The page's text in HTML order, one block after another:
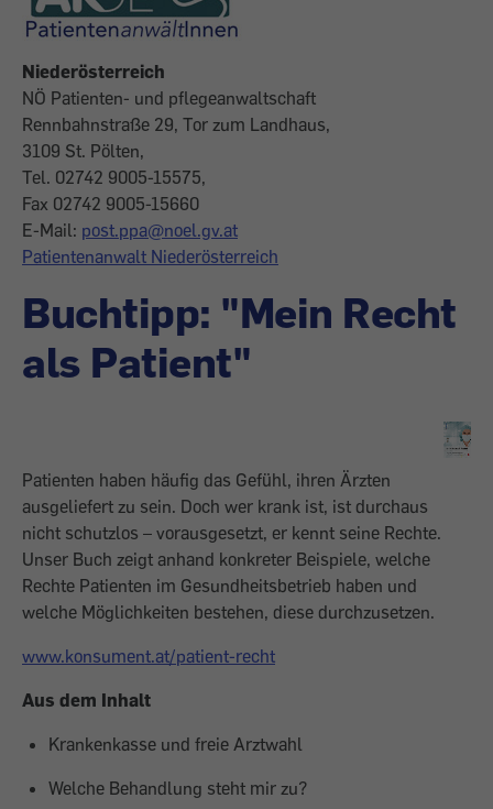
Niederösterreich
NÖ Patienten- und pflegeanwaltschaft
Rennbahnstraße 29, Tor zum Landhaus,
3109 St. Pölten,
Tel. 02742 9005-15575,
Fax 02742 9005-15660
E-Mail: post.ppa@noel.gv.at
Patientenanwalt Niederösterreich
Buchtipp: "Mein Recht
als Patient"
Patienten haben häufig das Gefühl, ihren Ärzten
ausgeliefert zu sein. Doch wer krank ist, ist durchaus
nicht schutzlos – vorausgesetzt, er kennt seine Rechte.
Unser Buch zeigt anhand konkreter Beispiele, welche
Rechte Patienten im Gesundheitsbetrieb haben und
welche Möglichkeiten bestehen, diese durchzusetzen.
www.konsument.at/patient-recht
Aus dem Inhalt
Krankenkasse und freie Arztwahl
Welche Behandlung steht mir zu?